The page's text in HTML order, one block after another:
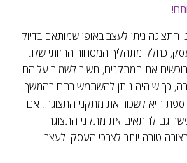
התצוגה ניתן לעצב באופן שמותאם בדיוק
כחלק מתהליך המסחור החזותי שלו.
את המתקנים, חשוב לשמור עליהם
כך שיהיה ניתן להשתמש בהם בהמשך.
היא לשכור את מתקני התצוגה. אם
גם להתאים את מתקני התצוגה
טובה יותר לצרכי העסק ולעצב